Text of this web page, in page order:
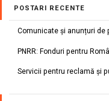
POSTARI RECENTE
Comunicate și anunțuri de
PNRR: Fonduri pentru
Servicii pentru reclamă și